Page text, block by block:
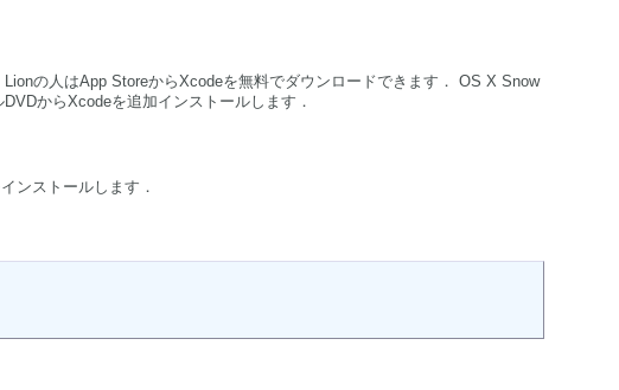
の人はApp StoreからXcodeを無料でダウンロードできます． OS X Snow
からXcodeを追加インストールします．
ンストールします．